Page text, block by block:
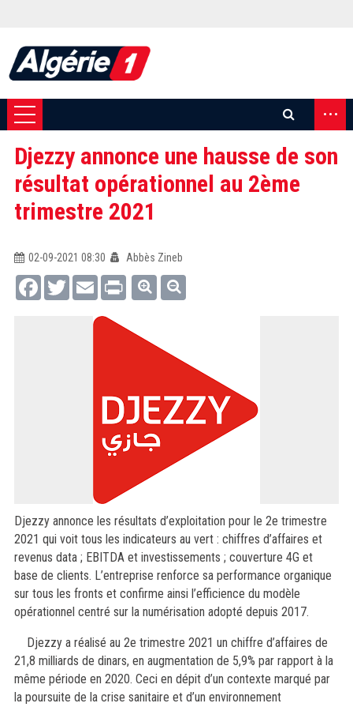
...
Djezzy annonce une hausse de son
résultat opérationnel au 2ème
trimestre 2021
02-09-2021 08:30
Abbès Zineb
FacebookTwitterEmail Print
Djezzy annonce les résultats d’exploitation pour le 2e trimestre
2021 qui voit tous les indicateurs au vert : chiffres d’affaires et
revenus data ; EBITDA et investissements ; couverture 4G et
base de clients. L’entreprise renforce sa performance organique
sur tous les fronts et confirme ainsi l’efficience du modèle
opérationnel centré sur la numérisation adopté depuis 2017.
Djezzy a réalisé au 2e trimestre 2021 un chiffre d’affaires de
21,8 milliards de dinars, en augmentation de 5,9% par rapport à la
même période en 2020. Ceci en dépit d’un contexte marqué par
la poursuite de la crise sanitaire et d’un environnement